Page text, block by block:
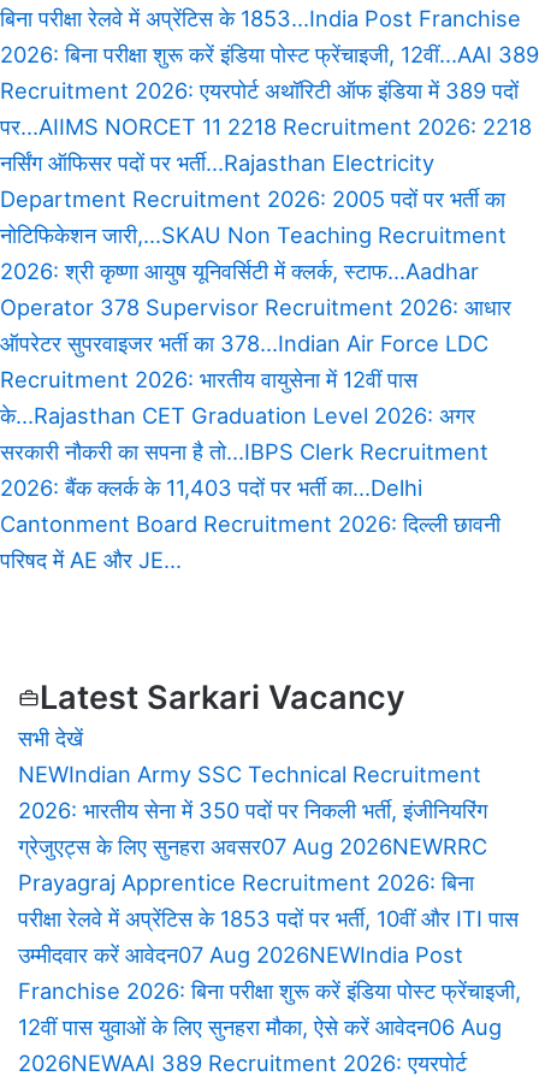
बिना परीक्षा रेलवे में अप्रेंटिस के 1853...India Post Franchise
2026: बिना परीक्षा शुरू करें इंडिया पोस्ट फ्रेंचाइजी, 12वीं...AAI 389
Recruitment 2026: एयरपोर्ट अथॉरिटी ऑफ इंडिया में 389 पदों
पर...AIIMS NORCET 11 2218 Recruitment 2026: 2218
नर्सिंग ऑफिसर पदों पर भर्ती...Rajasthan Electricity
Department Recruitment 2026: 2005 पदों पर भर्ती का
नोटिफिकेशन जारी,...SKAU Non Teaching Recruitment
2026: श्री कृष्णा आयुष यूनिवर्सिटी में क्लर्क, स्टाफ...Aadhar
Operator 378 Supervisor Recruitment 2026: आधार
ऑपरेटर सुपरवाइजर भर्ती का 378...Indian Air Force LDC
Recruitment 2026: भारतीय वायुसेना में 12वीं पास
के...Rajasthan CET Graduation Level 2026: अगर
सरकारी नौकरी का सपना है तो...IBPS Clerk Recruitment
2026: बैंक क्लर्क के 11,403 पदों पर भर्ती का...Delhi
Cantonment Board Recruitment 2026: दिल्ली छावनी
परिषद में AE और JE...
Vacancy
Mitra
—
All
Government
Vacancy
Latest Sarkari Vacancy
सभी देखें
NEWIndian Army SSC Technical Recruitment
2026: भारतीय सेना में 350 पदों पर निकली भर्ती, इंजीनियरिंग
ग्रेजुएट्स के लिए सुनहरा अवसर07 Aug 2026NEWRRC
Prayagraj Apprentice Recruitment 2026: बिना
परीक्षा रेलवे में अप्रेंटिस के 1853 पदों पर भर्ती, 10वीं और ITI पास
उम्मीदवार करें आवेदन07 Aug 2026NEWIndia Post
Franchise 2026: बिना परीक्षा शुरू करें इंडिया पोस्ट फ्रेंचाइजी,
12वीं पास युवाओं के लिए सुनहरा मौका, ऐसे करें आवेदन06 Aug
2026NEWAAI 389 Recruitment 2026: एयरपोर्ट